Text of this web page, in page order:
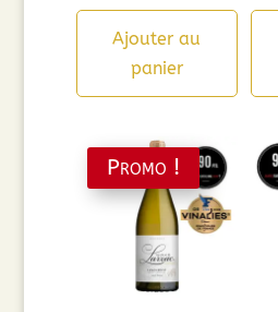
Ajouter au
panier
Promo !